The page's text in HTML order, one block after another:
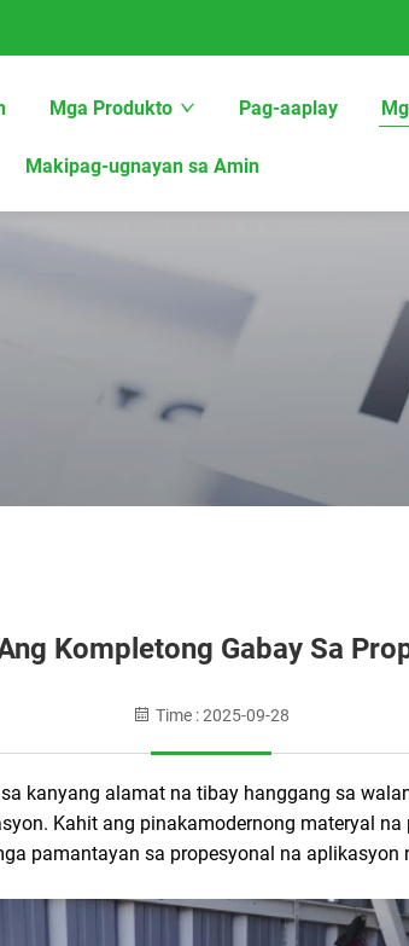
Mga Produkto Pag-aaplay
Makipag-ugnayan sa Amin
Kompletong Gabay Sa
Time : 2025-09-28
kanyang alamat na tibay hanggang sa
Kahit ang pinakamodernong materyal
pamantayan sa propesyonal na